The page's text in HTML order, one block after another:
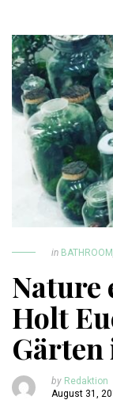
in BATHROOM
Nature
Holt
Gärten
by Redaktion
August 31,